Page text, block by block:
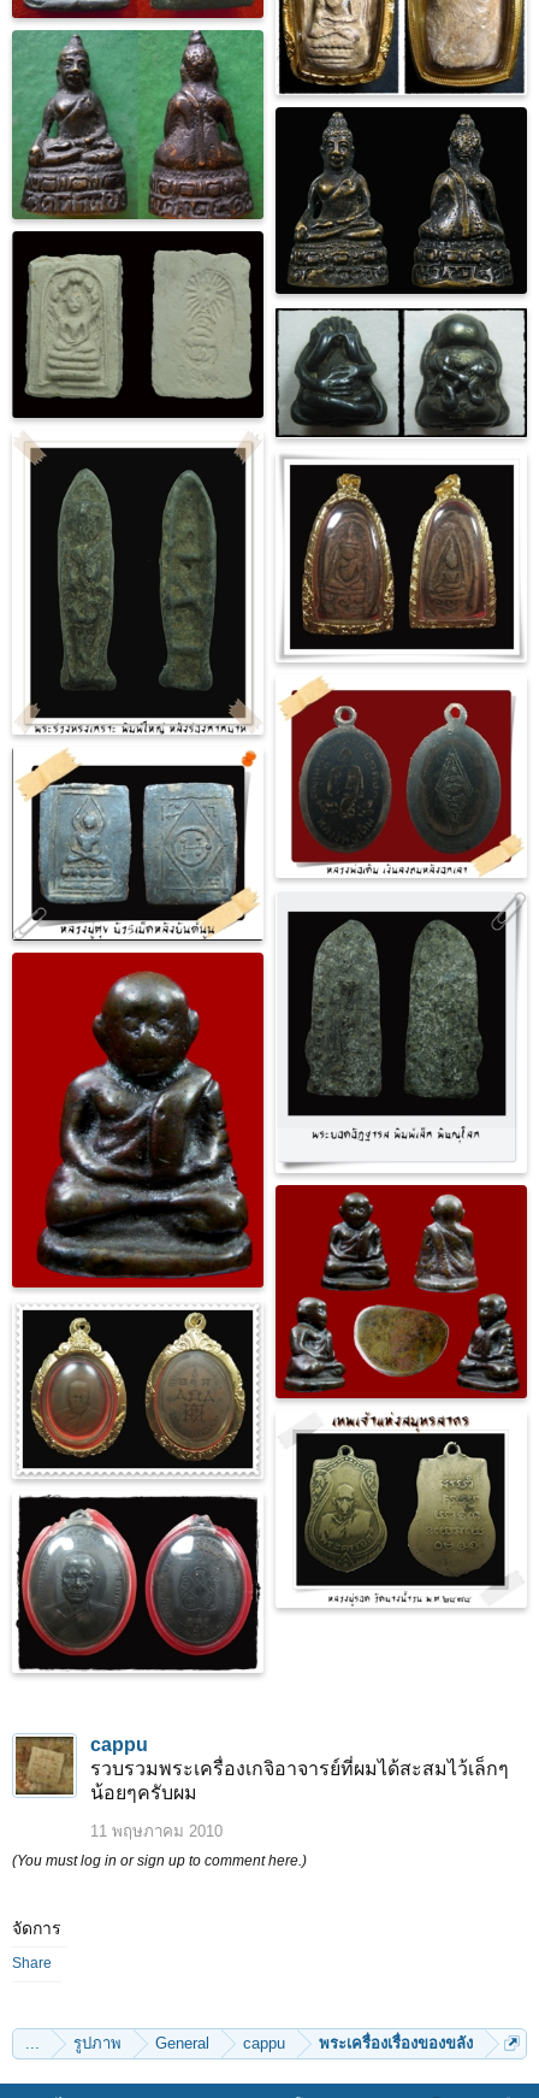
cappu
รวบรวมพระเครื่องเกจิอาจารย์ที่ผมได้สะสมไว้เล็กๆ
น้อยๆครับผม
11 พฤษภาคม 2010
(You must log in or sign up to comment here.)
จัดการ
Share
... รูปภาพ General cappu พระเครื่องเรื่องของขลัง